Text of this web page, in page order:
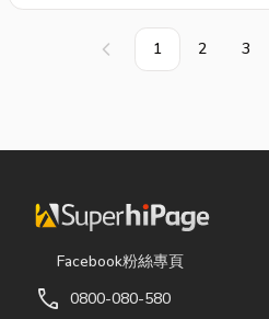
2235-2288 傳真：04-2235-
ID：fm22352288 Email：
fmcolor123@gmail.com
質、美
還得確
上一頁 1 2 3
Facebook粉絲專頁
call 0800-080-580